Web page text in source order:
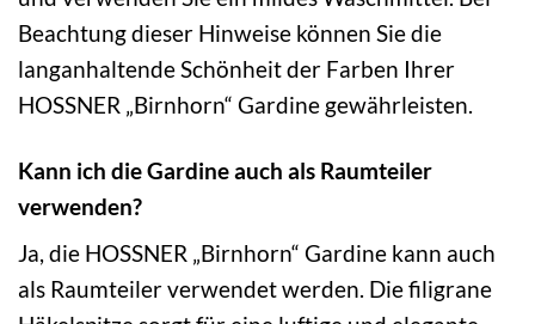
Beachtung dieser Hinweise können Sie die
langanhaltende Schönheit der Farben Ihrer
HOSSNER „Birnhorn“ Gardine gewährleisten.
Kann ich die Gardine auch als Raumteiler
verwenden?
Ja, die HOSSNER „Birnhorn“ Gardine kann auch
als Raumteiler verwendet werden. Die filigrane